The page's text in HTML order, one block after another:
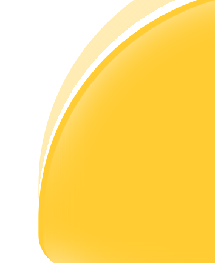
Estratégias de negociação
Aprenda como se manter lucrativo